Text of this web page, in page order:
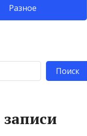
Разное
Поиск